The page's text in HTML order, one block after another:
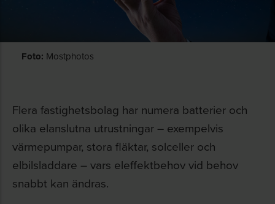
Foto: Mostphotos
Flera fastighetsbolag har numera batterier och
olika elanslutna utrustningar – exempelvis
värmepumpar, stora fläktar, solceller och
elbilsladdare – vars eleffektbehov vid behov
snabbt kan ändras.